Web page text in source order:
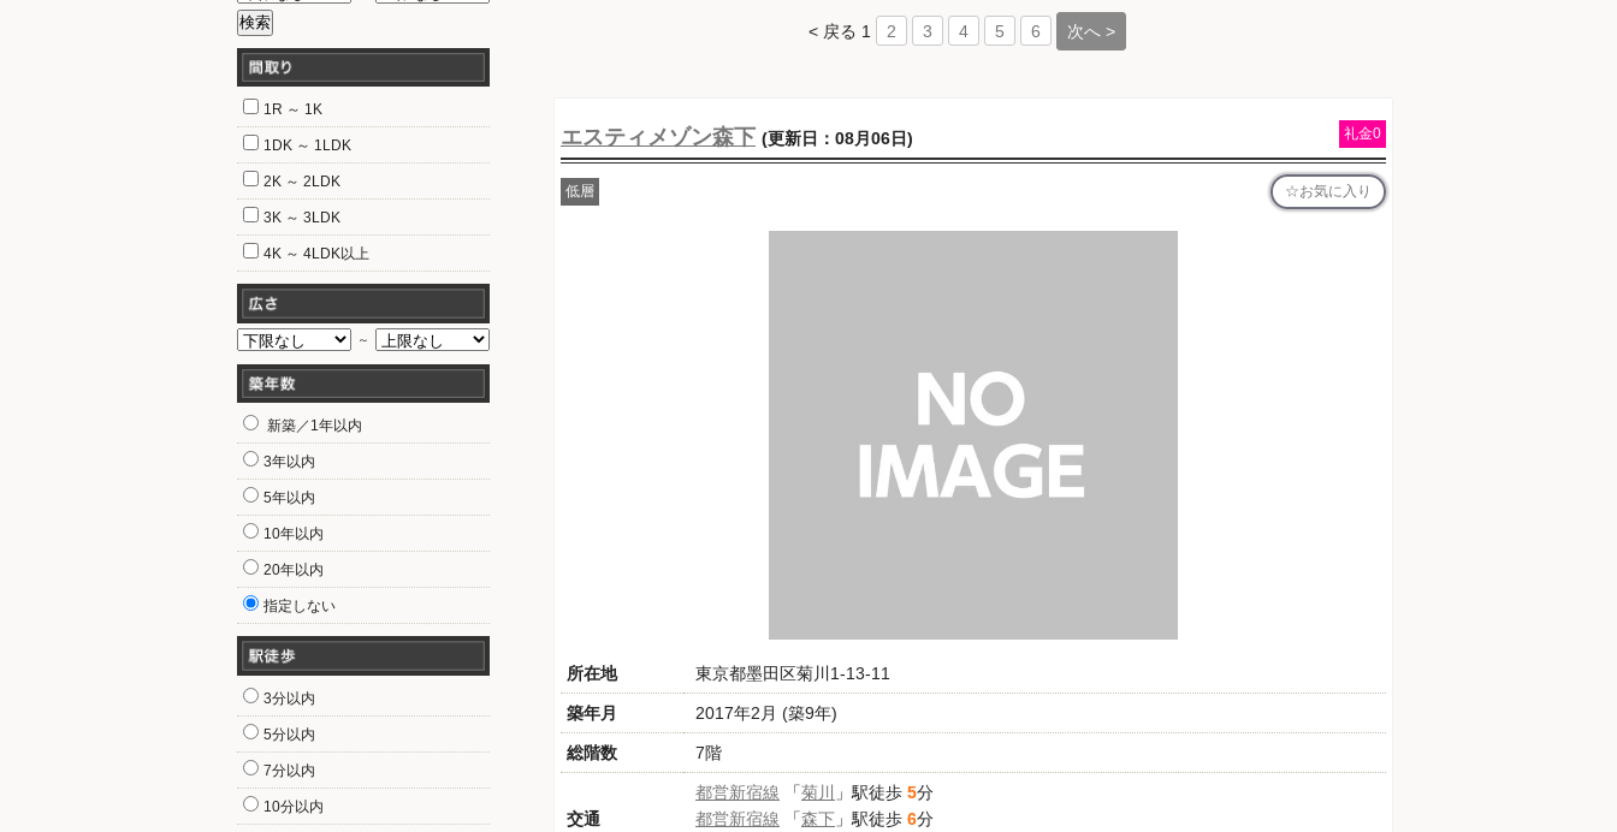
< 戻る 1 2 3 4 5 6 次へ >
エスティメゾン森下 (更新日：08月06日) 礼金0
低層 お気に入り
所在地 東京都墨田区菊川1-13-11
築年月 2017年2月 (築9年)
総階数 7階
交通
都営新宿線 「菊川 」駅徒歩 5分
都営新宿線 「森下 」駅徒歩 6分
1R ～ 1K
1DK ～ 1LDK
2K ～ 2LDK
3K ～ 3LDK
4K ～ 4LDK以上
～
新築／1年以内
3年以内
5年以内
10年以内
20年以内
指定しない
3分以内
5分以内
7分以内
10分以内